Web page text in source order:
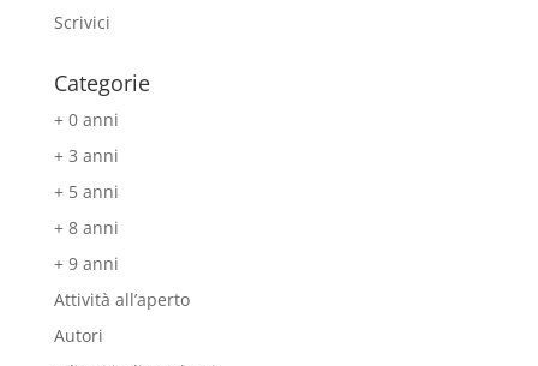
Scrivici
Categorie
+ 0 anni
+ 3 anni
+ 5 anni
+ 8 anni
+ 9 anni
Attività all’aperto
Autori